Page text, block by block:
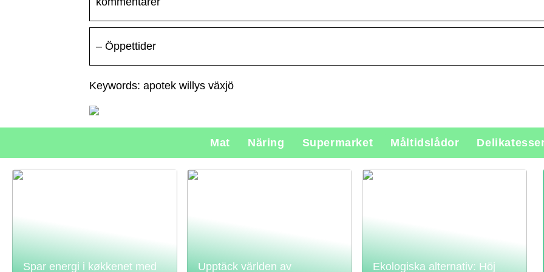
– Öppettider
Keywords: apotek willys växjö
Mat Näring Supermarket Måltidslådor
Spar energi i køkkenet med
Upptäck världen av
Ekologiska alternativ: Höj